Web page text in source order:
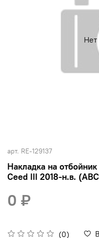
Нет
арт. RE-129137
Накладка на
Ceed III 2018-н.в.
(0)
0 ₽